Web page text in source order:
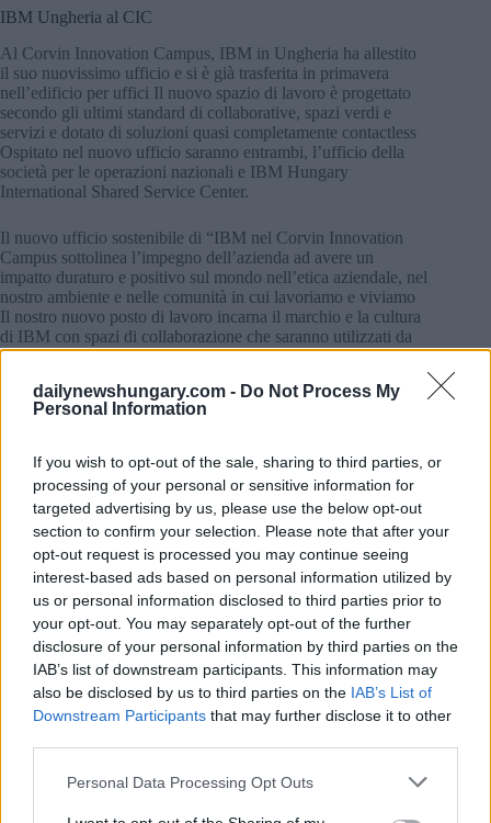
dailynewshungary.com - Do Not Process My
Personal Information
If you wish to opt-out of the sale, sharing to third parties, or
processing of your personal or sensitive information for
targeted advertising by us, please use the below opt-out
section to confirm your selection. Please note that after your
opt-out request is processed you may continue seeing
interest-based ads based on personal information utilized by
us or personal information disclosed to third parties prior to
your opt-out. You may separately opt-out of the further
disclosure of your personal information by third parties on the
IAB’s list of downstream participants. This information may
also be disclosed by us to third parties on the IAB’s List of
Downstream Participants that may further disclose it to other
Please note that this website/app uses one or more Google
Personal Data Processing Opt Outs
IBM Ungheria al CIC
Al Corvin Innovation Campus, IBM in Ungheria ha allestito
il suo nuovissimo ufficio e si è già trasferita in primavera
nell’edificio per uffici Il nuovo spazio di lavoro è progettato
secondo gli ultimi standard di collaborative, spazi verdi e
servizi e dotato di soluzioni quasi completamente contactless
Ospitato nel nuovo ufficio saranno entrambi, l’ufficio della
società per le operazioni nazionali e IBM Hungary
International Shared Service Center.
Il nuovo ufficio sostenibile di “IBM nel Corvin Innovation
Campus sottolinea l’impegno dell’azienda ad avere un
impatto duraturo e positivo sul mondo nell’etica aziendale, nel
nostro ambiente e nelle comunità in cui lavoriamo e viviamo
Il nostro nuovo posto di lavoro incarna il marchio e la cultura
di IBM con spazi di collaborazione che saranno utilizzati da
dipendenti, clienti e partner e faciliteranno ancora più lavoro
ai nostri clienti, ha affermato ancora Peter Rehus, Country
Leader di IBM Ungheria.
per la vendita al dettaglio, ristorazione, sport e una gamma
completa di servizi L’edificio pet-friendly situato nelle
vicinanze della stazione della metropolitana è facilmente e
rapidamente accessibile con i mezzi pubblici L’edificio per
uffici avrà un numero maggiore di strutture per il deposito di
biciclette, docce e armadietti separati, una caffetteria per la
comodità dei dipendenti e degli ospiti.
“Negli ultimi tempi, l’impennata dei prezzi dell’energia è
diventata un fattore cruciale per il funzionamento delle
aziende, e il nostro sviluppo appena completato affronta
anche questa sfida Ogni aspetto dell’edificio per uffici è stato
progettato per fornire un ambiente di lavoro stimolante e sano
per i dipendenti, offrendo al contempo agli inquilini un
decisione è confermata dal mercato, poiché continuiamo a
vedere un forte interesse degli inquiliniha affermato László
Balassa, Project Director di Corvin Innovation Campus.